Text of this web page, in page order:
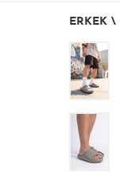
ERKEK \